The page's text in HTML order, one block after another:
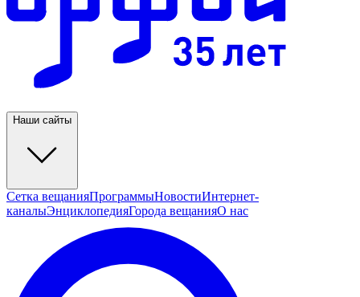
Наши сайты
Сетка вещанияПрограммыНовостиИнтернет-
каналыЭнциклопедияГорода вещанияО нас